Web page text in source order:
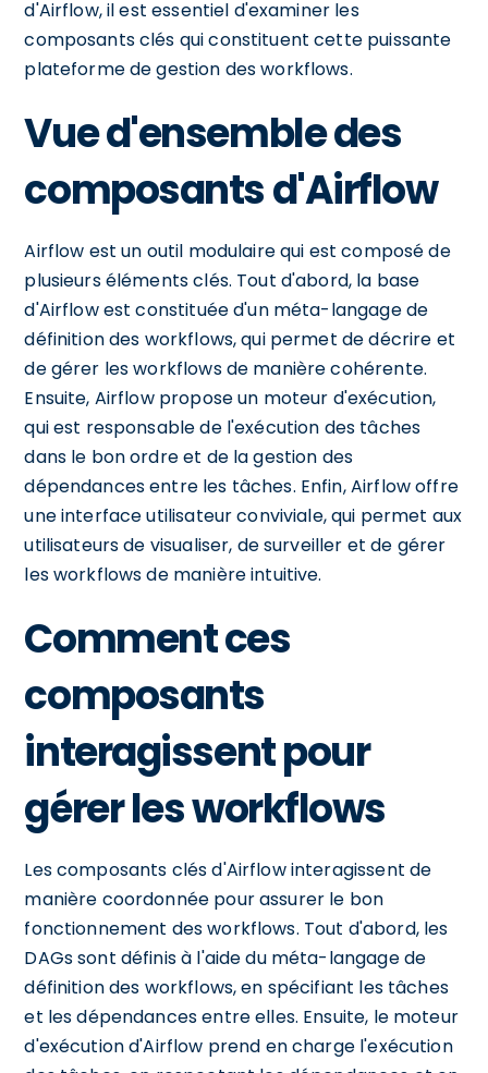
d'Airflow, il est essentiel d'examiner les
composants clés qui constituent cette puissante
plateforme de gestion des workflows.
Vue d'ensemble des
composants d'Airflow
Airflow est un outil modulaire qui est composé de
plusieurs éléments clés. Tout d'abord, la base
d'Airflow est constituée d'un méta-langage de
définition des workflows, qui permet de décrire et
de gérer les workflows de manière cohérente.
Ensuite, Airflow propose un moteur d'exécution,
qui est responsable de l'exécution des tâches
dans le bon ordre et de la gestion des
dépendances entre les tâches. Enfin, Airflow offre
une interface utilisateur conviviale, qui permet aux
utilisateurs de visualiser, de surveiller et de gérer
les workflows de manière intuitive.
Comment ces
composants
interagissent pour
gérer les workflows
Les composants clés d'Airflow interagissent de
manière coordonnée pour assurer le bon
fonctionnement des workflows. Tout d'abord, les
DAGs sont définis à l'aide du méta-langage de
définition des workflows, en spécifiant les tâches
et les dépendances entre elles. Ensuite, le moteur
d'exécution d'Airflow prend en charge l'exécution